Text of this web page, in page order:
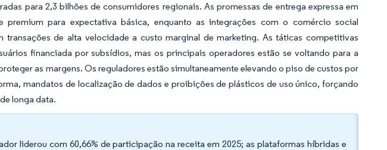
para 2,3 bilhões de consumidores regionais. As promessas de entrega expressa em
para expectativa básica, enquanto as integrações com o comércio social
transações de alta velocidade a custo marginal de marketing. As táticas competitivas
financiada por subsídios, mas os principais operadores estão se voltando para a
as margens. Os reguladores estão simultaneamente elevando o piso de custos por
mandatos de localização de dados e proibições de plásticos de uso único, forçando
longa data.
liderou com 60,66% de participação na receita em 2025; as plataformas híbridas e